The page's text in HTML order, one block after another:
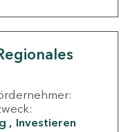
Investieren